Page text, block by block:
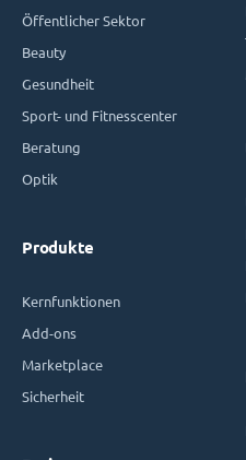
Öffentlicher Sektor
Beauty
Gesundheit
Sport- und Fitnesscenter
Beratung
Optik
Produkte
Kernfunktionen
Add-ons
Marketplace
Sicherheit